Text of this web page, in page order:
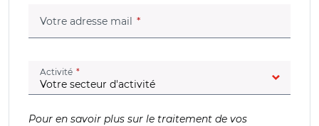
Votre adresse mail (champ obligatoire)
Activité (champ obligatoire)
Pour en savoir plus sur le traitement de vos